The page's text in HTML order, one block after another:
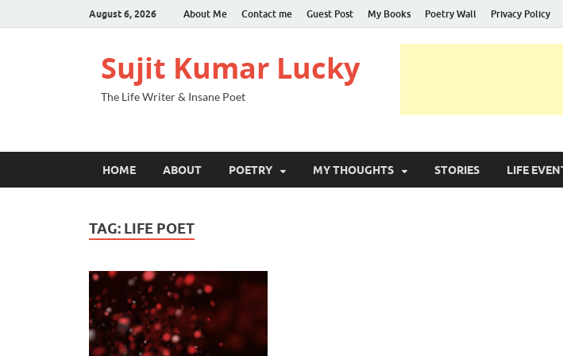
August 6, 2026 About Me Contact me Guest Post My Books Poetry Wall Privacy Policy
Sujit Kumar Lucky
The Life Writer & Insane Poet
HOME ABOUT POETRY MY THOUGHTS STORIES LIFE
TAG: LIFE POET